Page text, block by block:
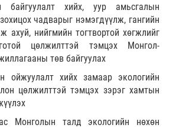
байгуулалт хийх, уур амьсгалын
чадварыг нэмэгдүүлж, гангийн
ахуй, нийгмийн тогтвортой хөгжлийг
цөлжилттэй тэмцэх Монгол-
төв байгуулах
ойжуулалт хийх замаар экологийн
цөлжилттэй тэмцэх зэрэг хамтын
Монголын талд экологийн нөхөн